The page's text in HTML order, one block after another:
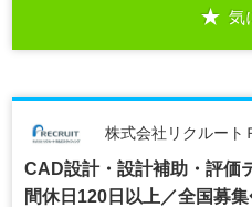
気
株式会社リクルート
CAD設計・設計補助・評価
間休日120日以上／全国募